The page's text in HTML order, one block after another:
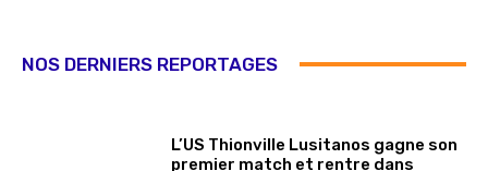
NOS DERNIERS REPORTAGES
L’US Thionville Lusitanos gagne son
premier match et rentre dans